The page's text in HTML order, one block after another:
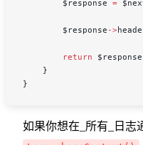
        $response
=
        $response
->
        return
$response
    }
}
如果你想在_所有_日志